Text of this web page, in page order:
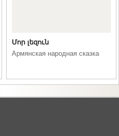
Մոր լեզուն
Армянская народная сказка